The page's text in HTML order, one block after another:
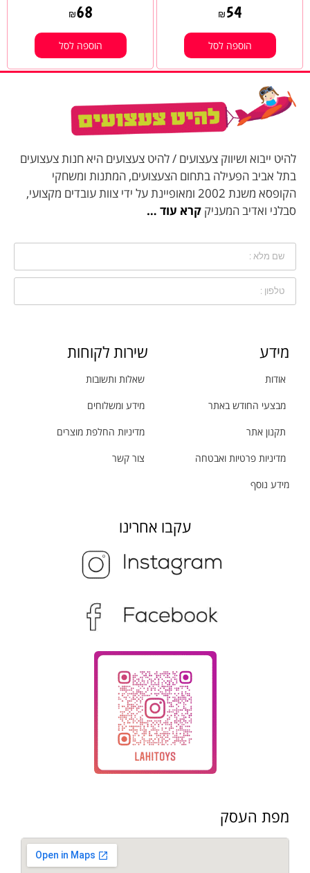
₪ 54
הוספה לסל
₪68
הוספה לסל
להיט ייבוא ושיווק צעצועים / להיט צעצועים היא חנות צעצועים
בתל אביב הפעילה בתחום הצעצועים, המתנות ומשחקי
הקופסא משנת 2002 ומאופיינת על ידי צוות עובדים מקצועי,
סבלני ואדיב המעניק קרא עוד …
מידע
אודות
מבצעי החודש באתר
תקנון אתר
מדיניות פרטיות ואבטחה
מידע נוסף
שירות לקוחות
שאלות ותשובות
מידע ומשלוחים
מדיניות החלפת מוצרים
צור קשר
עקבו אחרינו
מפת העסק